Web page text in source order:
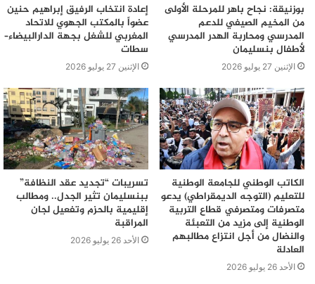
بوزنيقة: نجاح باهر للمرحلة الأولى
من المخيم الصيفي للدعم
المدرسي ومحاربة الهدر المدرسي
لأطفال بنسليمان
الإثنين 27 يوليو 2026
إعادة انتخاب الرفيق إبراهيم حنين
عضواً بالمكتب الجهوي للاتحاد
المغربي للشغل بجهة الدارالبيضاء–
سطات
الإثنين 27 يوليو 2026
الكاتب الوطني للجامعة الوطنية
للتعليم (التوجه الديمقراطي) يدعو
متصرفات ومتصرفي قطاع التربية
الوطنية إلى مزيد من التعبئة
والنضال من أجل انتزاع مطالبهم
العادلة
الأحد 26 يوليو 2026
تسريبات “تجديد عقد النظافة”
ببنسليمان تثير الجدل.. ومطالب
إقليمية بالحزم وتفعيل لجان
المراقبة
الأحد 26 يوليو 2026